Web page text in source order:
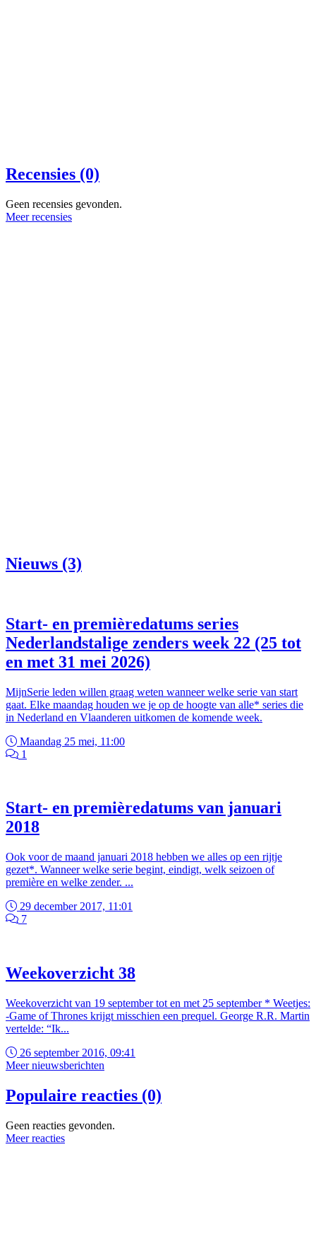
Recensies (0)
Geen recensies gevonden.
Meer recensies
Nieuws (3)
Start- en premièredatums series
Nederlandstalige zenders week 22 (25 tot
en met 31 mei 2026)
MijnSerie leden willen graag weten wanneer welke serie van start
gaat. Elke maandag houden we je op de hoogte van alle* series die
in Nederland en Vlaanderen uitkomen de komende week.
Maandag 25 mei, 11:00
1
Start- en premièredatums van januari
2018
Ook voor de maand januari 2018 hebben we alles op een rijtje
gezet*. Wanneer welke serie begint, eindigt, welk seizoen of
première en welke zender. ...
29 december 2017, 11:01
7
Weekoverzicht 38
Weekoverzicht van 19 september tot en met 25 september * Weetjes:
-Game of Thrones krijgt misschien een prequel. George R.R. Martin
vertelde: “Ik...
26 september 2016, 09:41
Meer nieuwsberichten
Populaire reacties (0)
Geen reacties gevonden.
Meer reacties